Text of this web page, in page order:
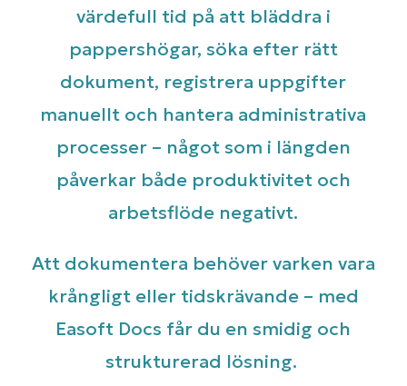
värdefull tid på att bläddra i
pappershögar, söka efter rätt
dokument, registrera uppgifter
manuellt och hantera administrativa
processer – något som i längden
påverkar både produktivitet och
arbetsflöde negativt.
Att dokumentera behöver varken vara
krångligt eller tidskrävande – med
Easoft Docs får du en smidig och
strukturerad lösning.